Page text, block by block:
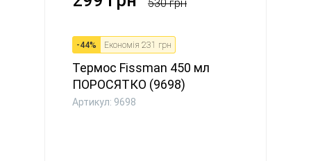
530 грн
-44% Економія 231 грн
Термос Fissman 450 мл
ПОРОСЯТКО (9698)
Артикул: 9698